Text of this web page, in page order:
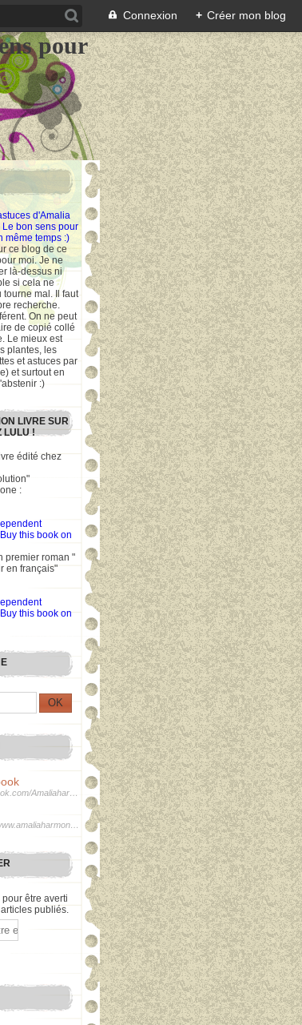
Connexion + Créer mon blog
pour
ce blog de ce
moi. Je ne
là-dessus ni
si cela ne
tourne mal. Il faut
recherche.
On ne peut
de copié collé
Le mieux est
plantes, les
et astuces par
et surtout en
:)
LIVRE SUR
LULU !
édité chez
:
premier roman "
en français"
être averti
publiés.